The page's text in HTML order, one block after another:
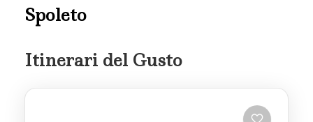
Spoleto
Itinerari del Gusto